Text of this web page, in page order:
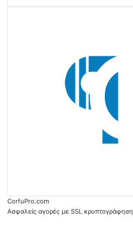
CorfuPro.com
Ασφαλείς αγορές με SSL κρυπτογράφηση